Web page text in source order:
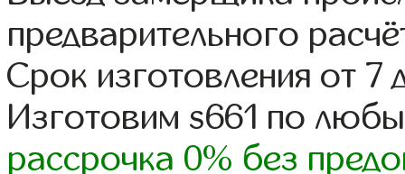
предварительного
Срок изготовления от 7
Изготовим s661 по
рассрочка 0% без